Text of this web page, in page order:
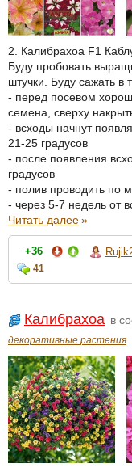
2. Калибрахоа F1
Буду пробовать
штучки. Буду сажать в
- перед посевом
семена, сверху
- всходы начнут
21-25 градусов
- после появления
градусов
- полив проводить по
- через 5-7 недель от
Читать далее»
+36
41
Калибрахоа в
декоративные растения